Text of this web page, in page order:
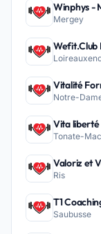
Winphys -
Mergey
Wefit.Club
Vitalité
Notre-
Vita
Tonate-
Valoriz et
Ris
T1
Saubusse